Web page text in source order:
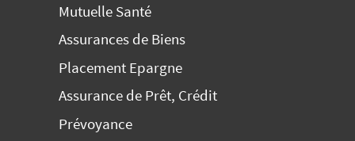
Mutuelle Santé
Assurances de Biens
Placement Epargne
Assurance de Prêt, Crédit
Prévoyance